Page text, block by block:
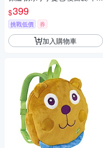
提包(2色)
$399
挑戰低價 券
加入購物車